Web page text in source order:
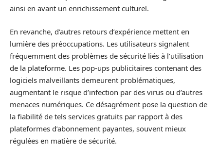
ainsi en avant un enrichissement culturel.
En revanche, d’autres retours d’expérience mettent en
lumière des préoccupations. Les utilisateurs signalent
fréquemment des problèmes de sécurité liés à l’utilisation
de la plateforme. Les pop-ups publicitaires contenant des
logiciels malveillants demeurent problématiques,
augmentant le risque d’infection par des virus ou d’autres
menaces numériques. Ce désagrément pose la question de
la fiabilité de tels services gratuits par rapport à des
plateformes d’abonnement payantes, souvent mieux
régulées en matière de sécurité.